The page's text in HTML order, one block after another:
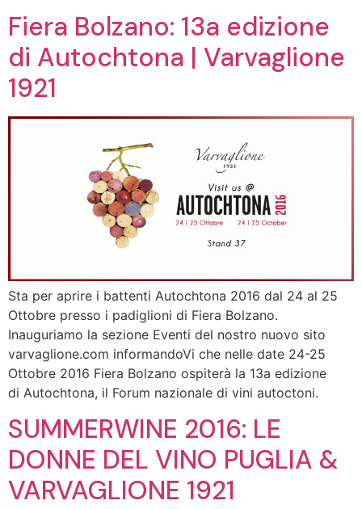
Fiera Bolzano: 13a edizione
di Autochtona | Varvaglione
1921
Sta per aprire i battenti Autochtona 2016 dal 24 al 25
Ottobre presso i padiglioni di Fiera Bolzano.
Inauguriamo la sezione Eventi del nostro nuovo sito
varvaglione.com informandoVi che nelle date 24-25
Ottobre 2016 Fiera Bolzano ospiterà la 13a edizione
di Autochtona, il Forum nazionale di vini autoctoni.
SUMMERWINE 2016: LE
DONNE DEL VINO PUGLIA &
VARVAGLIONE 1921